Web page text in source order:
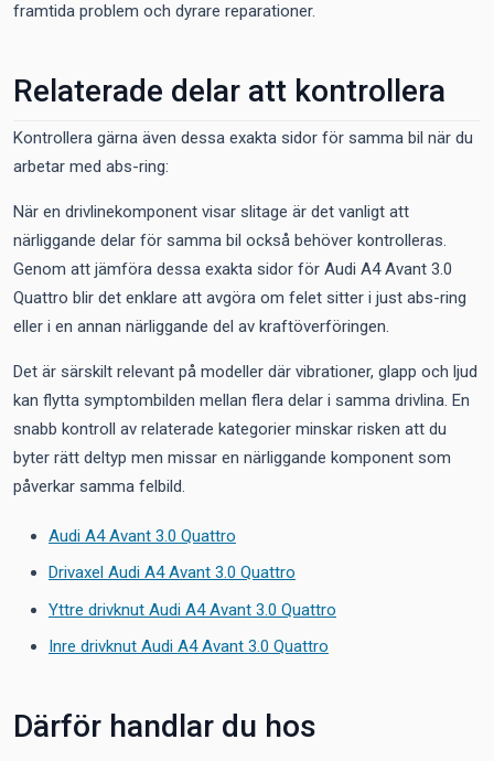
framtida problem och dyrare reparationer.
Relaterade delar att kontrollera
Kontrollera gärna även dessa exakta sidor för samma bil när du
arbetar med abs-ring:
När en drivlinekomponent visar slitage är det vanligt att
närliggande delar för samma bil också behöver kontrolleras.
Genom att jämföra dessa exakta sidor för Audi A4 Avant 3.0
Quattro blir det enklare att avgöra om felet sitter i just abs-ring
eller i en annan närliggande del av kraftöverföringen.
Det är särskilt relevant på modeller där vibrationer, glapp och ljud
kan flytta symptombilden mellan flera delar i samma drivlina. En
snabb kontroll av relaterade kategorier minskar risken att du
byter rätt deltyp men missar en närliggande komponent som
påverkar samma felbild.
Audi A4 Avant 3.0 Quattro
Drivaxel Audi A4 Avant 3.0 Quattro
Yttre drivknut Audi A4 Avant 3.0 Quattro
Inre drivknut Audi A4 Avant 3.0 Quattro
Därför handlar du hos